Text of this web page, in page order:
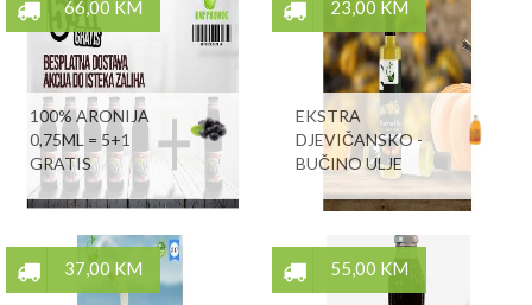
66,00 KM
100% ARONIJA
0,75ML = 5+1
GRATIS
23,00 KM
EKSTRA
DJEVIČANSKO -
BUČINO ULJE
37,00 KM 55,00 KM